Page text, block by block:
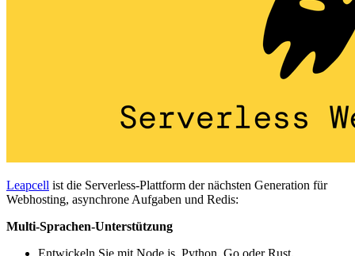
Leapcell ist die Serverless-Plattform der nächsten Generation für
Webhosting, asynchrone Aufgaben und Redis:
Multi-Sprachen-Unterstützung